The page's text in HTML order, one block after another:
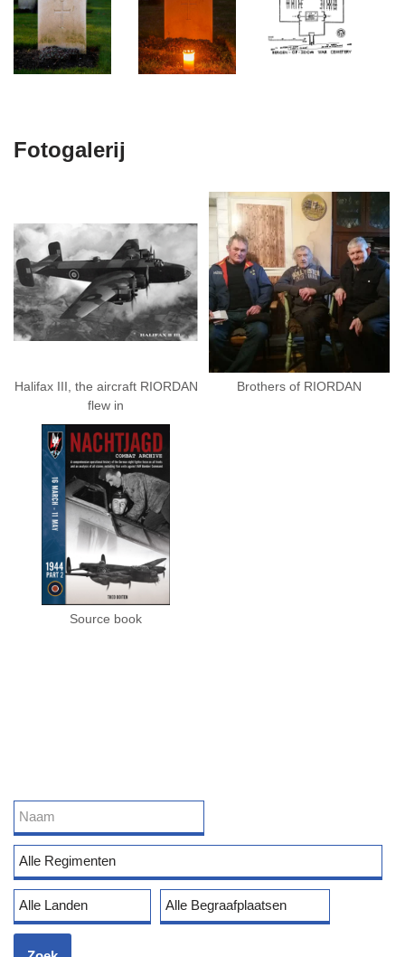
Fotogalerij
Halifax III, the aircraft RIORDAN
flew in
Brothers of RIORDAN
Source book